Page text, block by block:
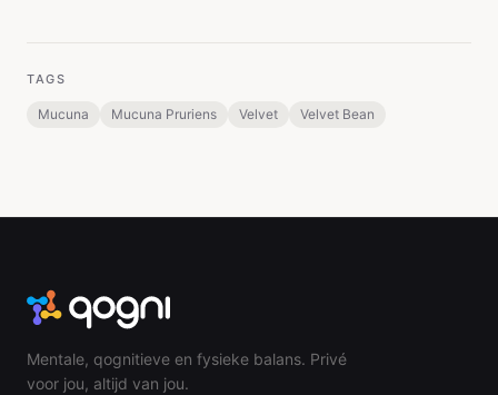
TAGS
Mucuna Mucuna Pruriens Velvet Velvet Bean
Mentale, qognitieve en fysieke balans. Privé
voor jou, altijd van jou.